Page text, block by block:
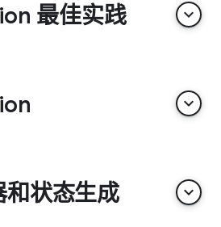
最佳实践 keyboard_arrow_down
keyboard_arrow_down
和状态生成 keyboard_arrow_down